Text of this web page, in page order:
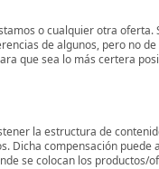
o cualquier otra oferta.
de algunos, pero no
que sea lo más certera
la estructura de
compensación
se colocan los